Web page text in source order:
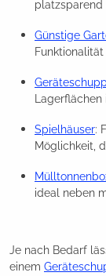
platzsparend
Günstige
Spielhäuser:
Möglichkeit,
ideal neben
Je nach Bedarf
einem